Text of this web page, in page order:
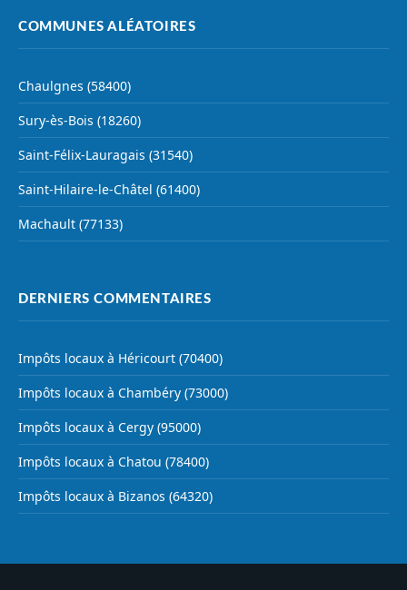
COMMUNES ALÉATOIRES
Chaulgnes (58400)
Sury-ès-Bois (18260)
Saint-Félix-Lauragais (31540)
Saint-Hilaire-le-Châtel (61400)
Machault (77133)
DERNIERS COMMENTAIRES
Impôts locaux à Héricourt (70400)
Impôts locaux à Chambéry (73000)
Impôts locaux à Cergy (95000)
Impôts locaux à Chatou (78400)
Impôts locaux à Bizanos (64320)